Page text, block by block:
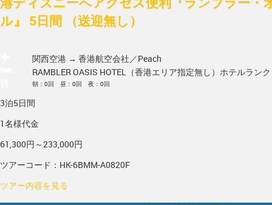
ル』 5日間 （送迎無し）
関西空港 → 香港航空会社／Peach
RAMBLER OASIS HOTEL（香港エリア指定無し） ホテルラン
朝：0回 昼：0回 夜：0回
3泊5日間
1名様代金
61,300円～233,000円
ツアーコード：HK-6BMM-A0820F
ツアー内容を見る